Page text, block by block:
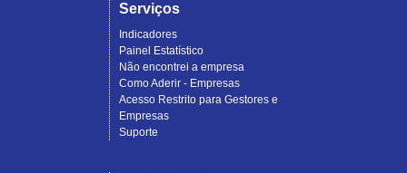
Serviços
Indicadores
Painel Estatístico
Não encontrei a empresa
Como Aderir - Empresas
Acesso Restrito para Gestores e
Empresas
Suporte